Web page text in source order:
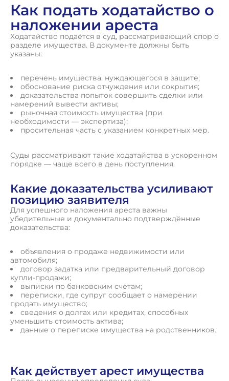
Как подать ходатайство о
наложении ареста
Ходатайство подаётся в суд, рассматривающий спор о
разделе имущества. В документе должны быть
указаны:
перечень имущества, нуждающегося в защите;
обоснование риска отчуждения или сокрытия;
доказательства попыток совершить сделки или
намерений вывести активы;
рыночная стоимость имущества (при
необходимости — экспертиза);
просительная часть с указанием конкретных мер.
Суды рассматривают такие ходатайства в ускоренном
порядке — чаще всего в день поступления.
Какие доказательства усиливают
позицию заявителя
Для успешного наложения ареста важны
убедительные и документально подтверждённые
доказательства:
объявления о продаже недвижимости или
автомобиля;
договор задатка или предварительный договор
купли-продажи;
выписки по банковским счетам;
переписки, где супруг сообщает о намерении
продать имущество;
сведения о долгах или кредитах, способных
уменьшить стоимость актива;
данные о переписке имущества на родственников.
Как действует арест имущества